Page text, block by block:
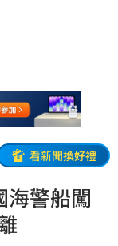
看新聞換好禮
海警船闖